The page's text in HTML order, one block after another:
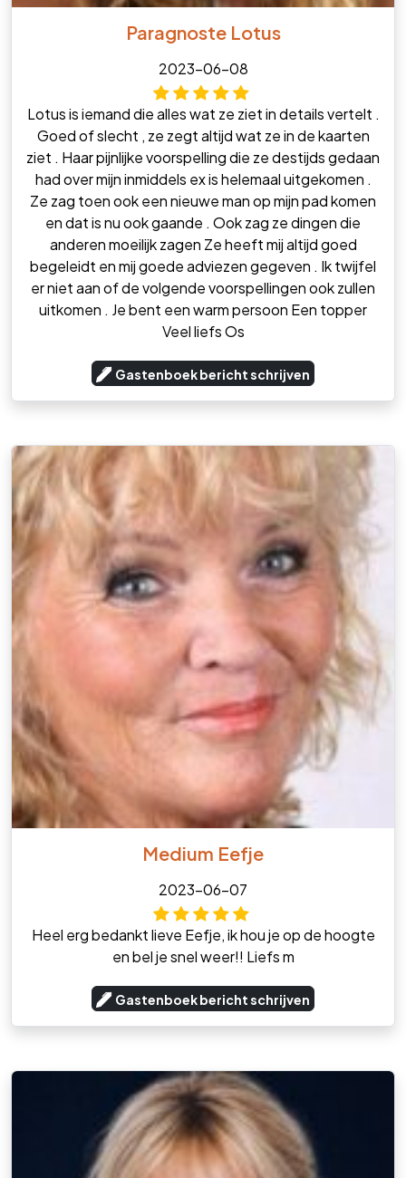
Paragnoste Lotus
2023-06-08
Lotus is iemand die alles wat ze ziet in details vertelt .
Goed of slecht , ze zegt altijd wat ze in de kaarten
ziet . Haar pijnlijke voorspelling die ze destijds gedaan
had over mijn inmiddels ex is helemaal uitgekomen .
Ze zag toen ook een nieuwe man op mijn pad komen
en dat is nu ook gaande . Ook zag ze dingen die
anderen moeilijk zagen Ze heeft mij altijd goed
begeleidt en mij goede adviezen gegeven . Ik twijfel
er niet aan of de volgende voorspellingen ook zullen
uitkomen . Je bent een warm persoon Een topper
Veel liefs Os
Gastenboek bericht schrijven
Medium Eefje
2023-06-07
Heel erg bedankt lieve Eefje, ik hou je op de hoogte
en bel je snel weer!! Liefs m
Gastenboek bericht schrijven